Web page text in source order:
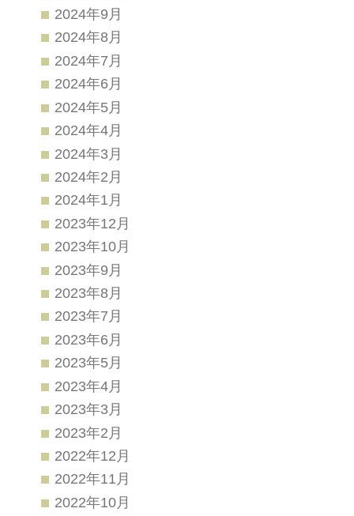
2024年9月
2024年8月
2024年7月
2024年6月
2024年5月
2024年4月
2024年3月
2024年2月
2024年1月
2023年12月
2023年10月
2023年9月
2023年8月
2023年7月
2023年6月
2023年5月
2023年4月
2023年3月
2023年2月
2022年12月
2022年11月
2022年10月